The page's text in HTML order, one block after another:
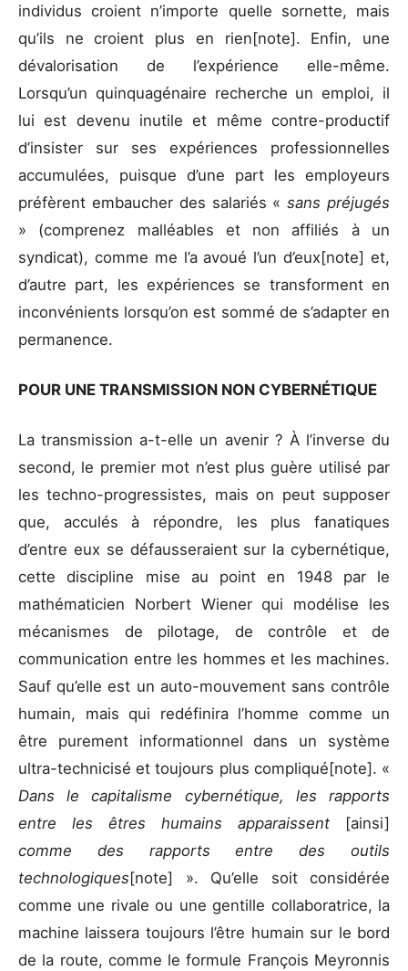
individus croient n’importe quelle sornette, mais
qu’ils ne croient plus en rien[note]. Enfin, une
dévalorisation de l’expérience elle-même.
Lorsqu’un quinquagénaire recherche un emploi, il
lui est devenu inutile et même contre-productif
d’insister sur ses expériences professionnelles
accumulées, puisque d’une part les employeurs
préfèrent embaucher des salariés «sans préjugés
» (comprenez malléables et non affiliés à un
syndicat), comme me l’a avoué l’un d’eux[note] et,
d’autre part, les expériences se transforment en
inconvénients lorsqu’on est sommé de s’adapter en
permanence.
POUR UNE TRANSMISSION NON CYBERNÉTIQUE
La transmission a-t-elle un avenir ? À l’inverse du
second, le premier mot n’est plus guère utilisé par
les techno-progressistes, mais on peut supposer
que, acculés à répondre, les plus fanatiques
d’entre eux se défausseraient sur la cybernétique,
cette discipline mise au point en 1948 par le
mathématicien Norbert Wiener qui modélise les
mécanismes de pilotage, de contrôle et de
communication entre les hommes et les machines.
Sauf qu’elle est un auto-mouvement sans contrôle
humain, mais qui redéfinira l’homme comme un
être purement informationnel dans un système
ultra-technicisé et toujours plus compliqué[note]. «
Dans le capitalisme cybernétique, les rapports
entre les êtres humains apparaissent [ainsi]
comme des rapports entre des outils
technologiques[note] ». Qu’elle soit considérée
comme une rivale ou une gentille collaboratrice, la
machine laissera toujours l’être humain sur le bord
de la route, comme le formule François Meyronnis